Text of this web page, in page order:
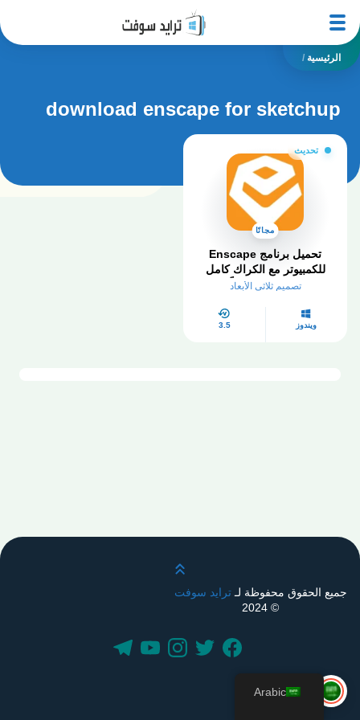
الرئيسية /
download enscape for sketchup
تحديث
مجانًا
تحميل برنامج Enscape
للكمبيوتر مع الكراك كامل
مفعل للكمبيوتر مجاناً 2025
تصميم ثلاثي الأبعاد
ويندوز 3.5
قم بالتمرير لأعلى
جميع الحقوق محفوظة لـترايد سوفت
© 2024
Arabic